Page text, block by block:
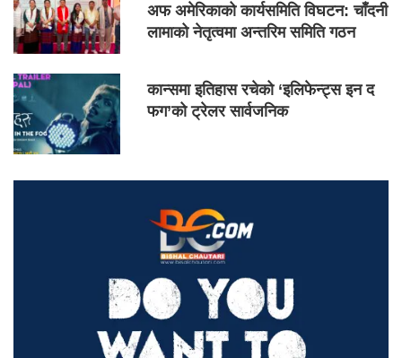
अफ अमेरिकाको कार्यसमिति विघटन: चाँदनी
लामाको नेतृत्वमा अन्तरिम समिति गठन
कान्समा इतिहास रचेको ‘इलिफेन्ट्स इन द
फग’को ट्रेलर सार्वजनिक